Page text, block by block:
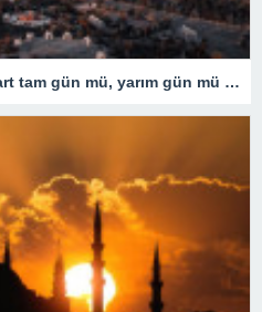
18 Mart resmi tatil mi? 18 Mart tam gün mü, yarım gün mü olacak? 18 Mart resmi tatil olarak mı geçiyor?